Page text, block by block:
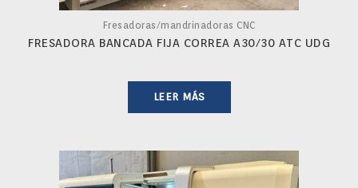
Fresadoras/mandrinadoras CNC
FRESADORA BANCADA FIJA CORREA A30/30 ATC UDG
LEER MÁS